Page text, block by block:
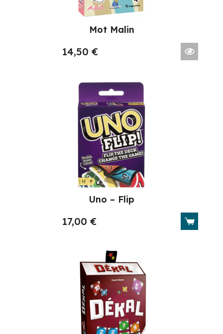
Mot Malin
14,50€
Uno – Flip
17,00€